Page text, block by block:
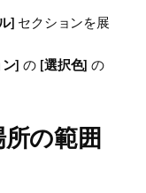
] セクションを展
] の [選択色] の
の範囲